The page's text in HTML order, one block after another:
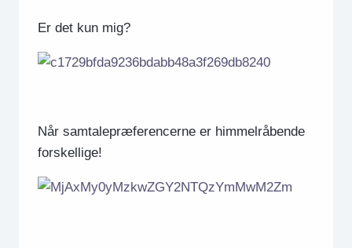
Er det kun mig?
Når samtalepræferencerne er himmelråbende
forskellige!